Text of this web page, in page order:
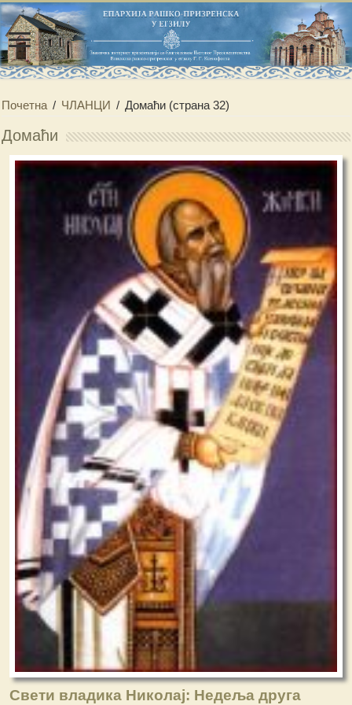
Почетна / ЧЛАНЦИ / Домаћи (страна 32)
Домаћи
Свети владика Николај: Недеља друга